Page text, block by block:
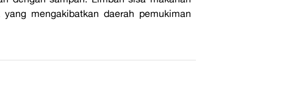
mengakibatkan daerah pemukiman